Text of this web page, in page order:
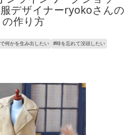
デザイナーryokoさんの
作り方
何かを生み出したい #時を忘れて没頭したい